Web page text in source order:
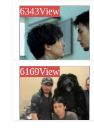
6343View
6169View